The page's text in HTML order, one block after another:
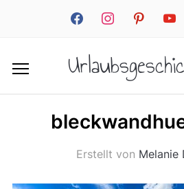
facebookinstagrampinterest
Erstellt von Melanie